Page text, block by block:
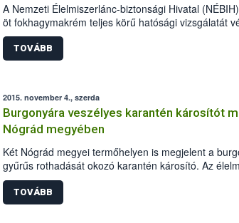
A Nemzeti Élelmiszerlánc-biztonsági Hivatal
öt fokhagymakrém teljes körű hatósági vizsgálatát
Szupermenta terméktesztje során. A minőségi és
paramétereken túl a jelölésekre is külön figyelmet
munkatársai.
TOVÁBB
2015. november 4., szerda
Burgonyára veszélyes karantén károsítót
Nógrád megyében
Két Nógrád megyei termőhelyen is megjelent a
gyűrűs rothadását okozó karantén károsító. Az
hatóság elrendelte a fertőzött tételek
növény-egészségügyi zárlat kiterjesztését a
elterjedésének megakadályozása érdekében fontos,
TOVÁBB